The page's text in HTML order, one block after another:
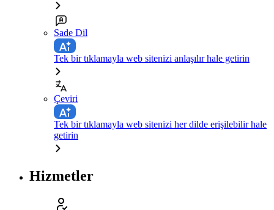
Sade Dil
Tek bir tıklamayla web sitenizi anlaşılır hale getirin
Çeviri
Tek bir tıklamayla web sitenizi her dilde erişilebilir hale
getirin
Hizmetler